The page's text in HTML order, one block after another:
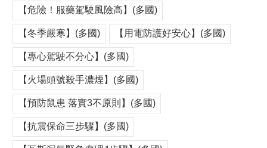
【危險！服藥駕駛風險高】(多國)
【冬季嚴寒】(多國) 【用電防護好安心】(多國)
【專心駕駛不分心】(多國)
【火場頭號殺手濃煙】(多國)
【預防鼠患 落實3不原則】(多國)
【抗震保命三步驟】(多國)